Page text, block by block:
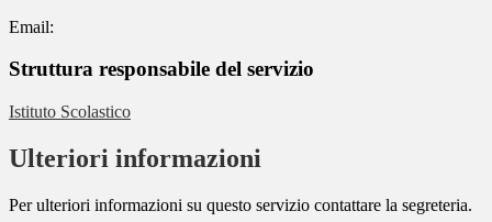
Email:
Struttura responsabile del servizio
Istituto Scolastico
Ulteriori informazioni
Per ulteriori informazioni su questo servizio contattare la segreteria.